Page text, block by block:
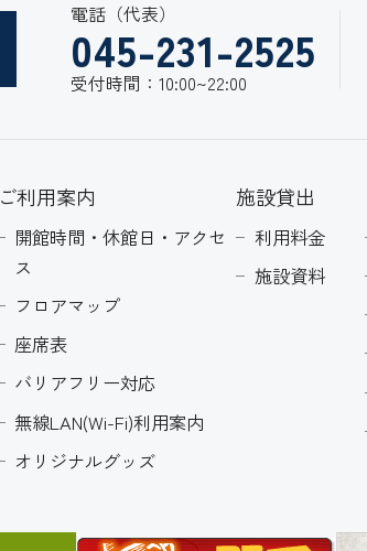
電話（代表）
045-231-2525
受付時間：10:00~22:00
ご利用案内
開館時間・休館日・アクセ
ス
フロアマップ
座席表
バリアフリー対応
無線LAN(Wi-Fi)利用案内
オリジナルグッズ
施設貸出
利用料金
施設資料